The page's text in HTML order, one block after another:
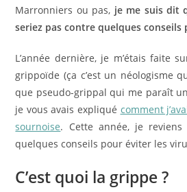
Marronniers ou pas, je me suis dit
seriez pas contre quelques
L’année dernière, je m’étais faite
grippoïde (ça c’est un néologisme
que pseudo-grippal qui me paraît
je vous avais expliqué comment
sournoise. Cette année, je reviens
quelques conseils pour éviter les
C’est quoi la grippe ?